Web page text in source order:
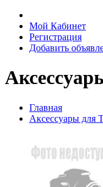
Мой Кабинет
Регистрация
Добавить
Главная
Аксессуары для